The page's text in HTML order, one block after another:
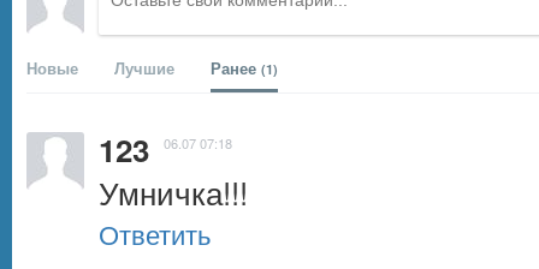
Новые Лучшие Ранее (1)
123 06.07 07:18
Умничка!!!
Ответить